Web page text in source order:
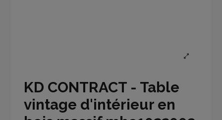
KD CONTRACT - Table
vintage d'intérieur en